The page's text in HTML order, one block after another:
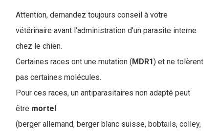
Attention, demandez toujours conseil à votre
vétérinaire avant l'administration d'un parasite interne
chez le chien.
Certaines races ont une mutation (MDR1) et ne tolèrent
pas certaines molécules.
Pour ces races, un antiparasitaires non adapté peut
être mortel.
(berger allemand, berger blanc suisse, bobtails, colley,